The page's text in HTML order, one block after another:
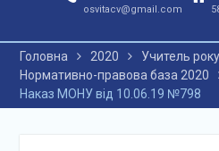
osvitacv@gmail.com
Головна 2020
Учитель року
Нормативно-правова база 2020
Наказ МОНУ від 10.06.19 №798